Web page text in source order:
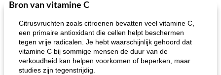
40
One Dish Meal
Bron van vitamine C
Citrusvruchten zoals citroenen bevatten veel vitamine C,
een primaire antioxidant die cellen helpt beschermen
tegen vrije radicalen. Je hebt waarschijnlijk gehoord dat
vitamine C bij sommige mensen de duur van de
verkoudheid kan helpen voorkomen of beperken, maar
studies zijn tegenstrijdig.